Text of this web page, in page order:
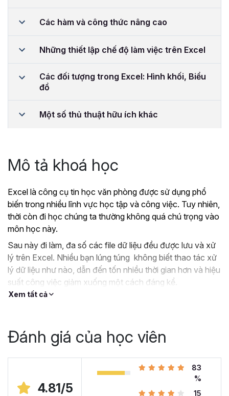
Các hàm và công thức nâng cao
Những thiết lập chế độ làm việc trên Excel
Các đối tượng trong Excel: Hình khối, Biểu
đồ
Một số thủ thuật hữu ích khác
Mô tả khoá học
Excel là công cụ tin học văn phòng được sử dụng phổ
biến trong nhiều lĩnh vực học tập và công việc. Tuy nhiên,
thời còn đi học chúng ta thường không quá chú trọng vào
môn học này.
Sau này đi làm, đa số các file dữ liệu đều được lưu và xử
lý trên Excel. Nhiều bạn lúng túng không biết thao tác xử
lý dữ liệu như nào, dẫn đến tốn nhiều thời gian hơn và hiệu
suất công việc giảm xuống một cách đáng kể.
?Nếu như bạn:
Hoặc trước đây chỉ học lý thuyết nên không biết
Hoặc đã có kiến thức cơ bản về Excel và đang
muốn nâng cao kỹ năng của mình lên.
Xem tất cả
Đánh giá của học viên
4.81/5
83
%
15